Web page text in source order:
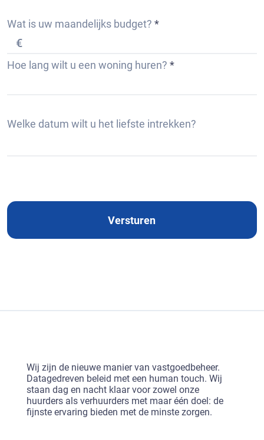
Wat is uw maandelijks budget?
Hoe lang wilt u een woning huren?
Welke datum wilt u het liefste intrekken?
Versturen
Wij zijn de nieuwe manier van vastgoedbeheer.
Datagedreven beleid met een human touch. Wij
staan dag en nacht klaar voor zowel onze
huurders als verhuurders met maar één doel: de
fijnste ervaring bieden met de minste zorgen.